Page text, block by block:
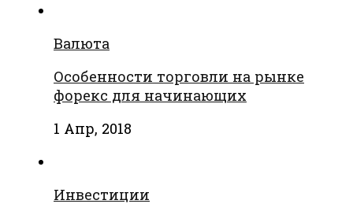
Валюта
Особенности торговли на рынке
форекс для начинающих
1 Апр, 2018
Инвестиции